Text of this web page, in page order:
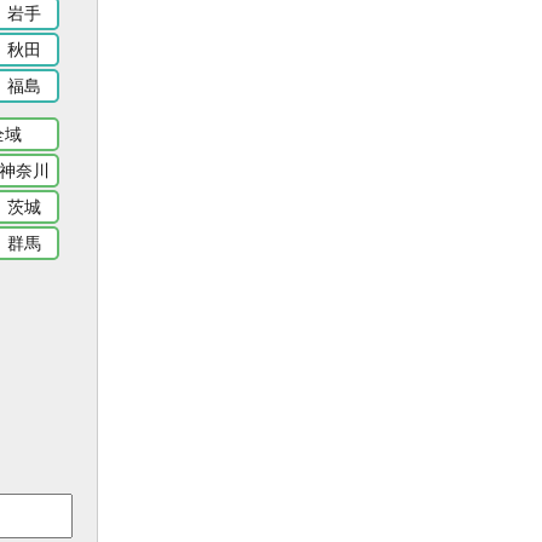
岩手
秋田
福島
域
神奈川
茨城
群馬